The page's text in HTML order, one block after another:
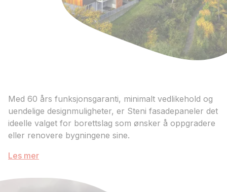
Med 60 års funksjonsgaranti, minimalt vedlikehold og
uendelige designmuligheter, er Steni fasadepaneler det
ideelle valget for borettslag som ønsker å oppgradere
eller renovere bygningene sine.
Les mer